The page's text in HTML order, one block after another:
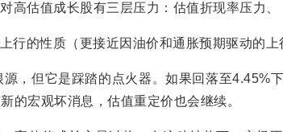
高估值成长股有三层压力：估值折现率压力、
行的性质（更接近因油价和通胀预期驱动的上
，但它是踩踏的点火器。如果回落至4.45%
的宏观坏消息，估值重定价也会继续。